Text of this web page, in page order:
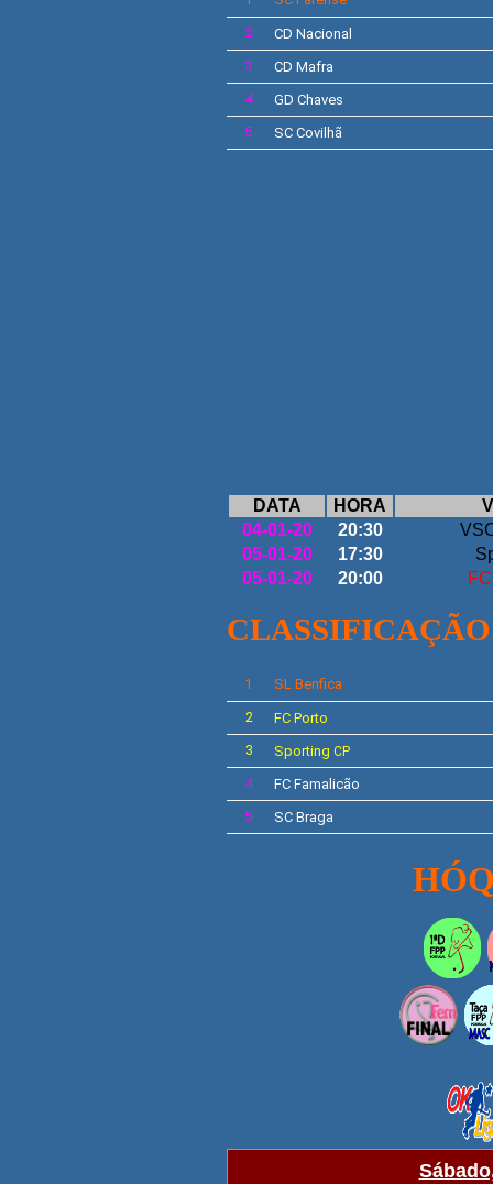
2 CD Nacional
3 CD Mafra
4 GD Chaves
5 SC Covilhã
DATA HORA
04-01-20
20:30
05-01-20
17:30
05-01-20
20:00
1 SL Benfica
2 FC Porto
3 Sporting CP
4 FC Famalicão
5 SC Braga